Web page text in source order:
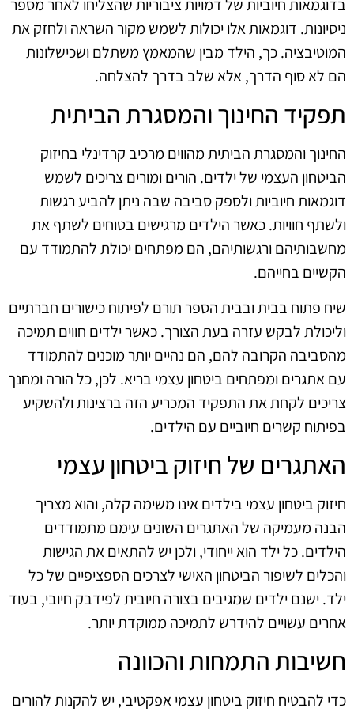
בדוגמאות חיוביות של דמויות ציבוריות שהצליחו לאחר מספר
ניסיונות. דוגמאות אלו יכולות לשמש מקור השראה ולחזק את
המוטיבציה. כך, הילד מבין שהמאמץ משתלם ושכישלונות
הם לא סוף הדרך, אלא שלב בדרך להצלחה.
תפקיד החינוך והמסגרת הביתית
החינוך והמסגרת הביתית מהווים מרכיב קרדינלי בחיזוק
הביטחון העצמי של ילדים. הורים ומורים צריכים לשמש
דוגמאות חיוביות ולספק סביבה שבה ניתן להביע רגשות
ולשתף חוויות. כאשר הילדים מרגישים בטוחים לשתף את
מחשבותיהם ורגשותיהם, הם מפתחים יכולת להתמודד עם
הקשיים בחייהם.
שיח פתוח בבית ובבית הספר תורם לפיתוח כישורים חברתיים
וליכולת לבקש עזרה בעת הצורך. כאשר ילדים חווים תמיכה
מהסביבה הקרובה להם, הם נהיים יותר מוכנים להתמודד
עם אתגרים ומפתחים ביטחון עצמי בריא. לכן, כל הורה ומחנך
צריכים לקחת את התפקיד המכריע הזה ברצינות ולהשקיע
בפיתוח קשרים חיוביים עם הילדים.
האתגרים של חיזוק ביטחון עצמי
חיזוק ביטחון עצמי בילדים אינו משימה קלה, והוא מצריך
הבנה מעמיקה של האתגרים השונים עימם מתמודדים
הילדים. כל ילד הוא ייחודי, ולכן יש להתאים את הגישות
והכלים לשיפור הביטחון האישי לצרכים הספציפיים של כל
ילד. ישנם ילדים שמגיבים בצורה חיובית לפידבק חיובי, בעוד
אחרים עשויים להידרש לתמיכה ממוקדת יותר.
חשיבות התמחות והכוונה
כדי להבטיח חיזוק ביטחון עצמי אפקטיבי, יש להקנות להורים